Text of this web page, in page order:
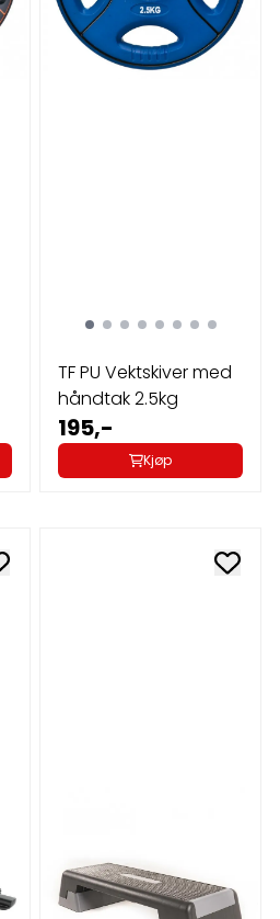
TF PU Vektskiver med
håndtak 2.5kg
195,-
Kjøp